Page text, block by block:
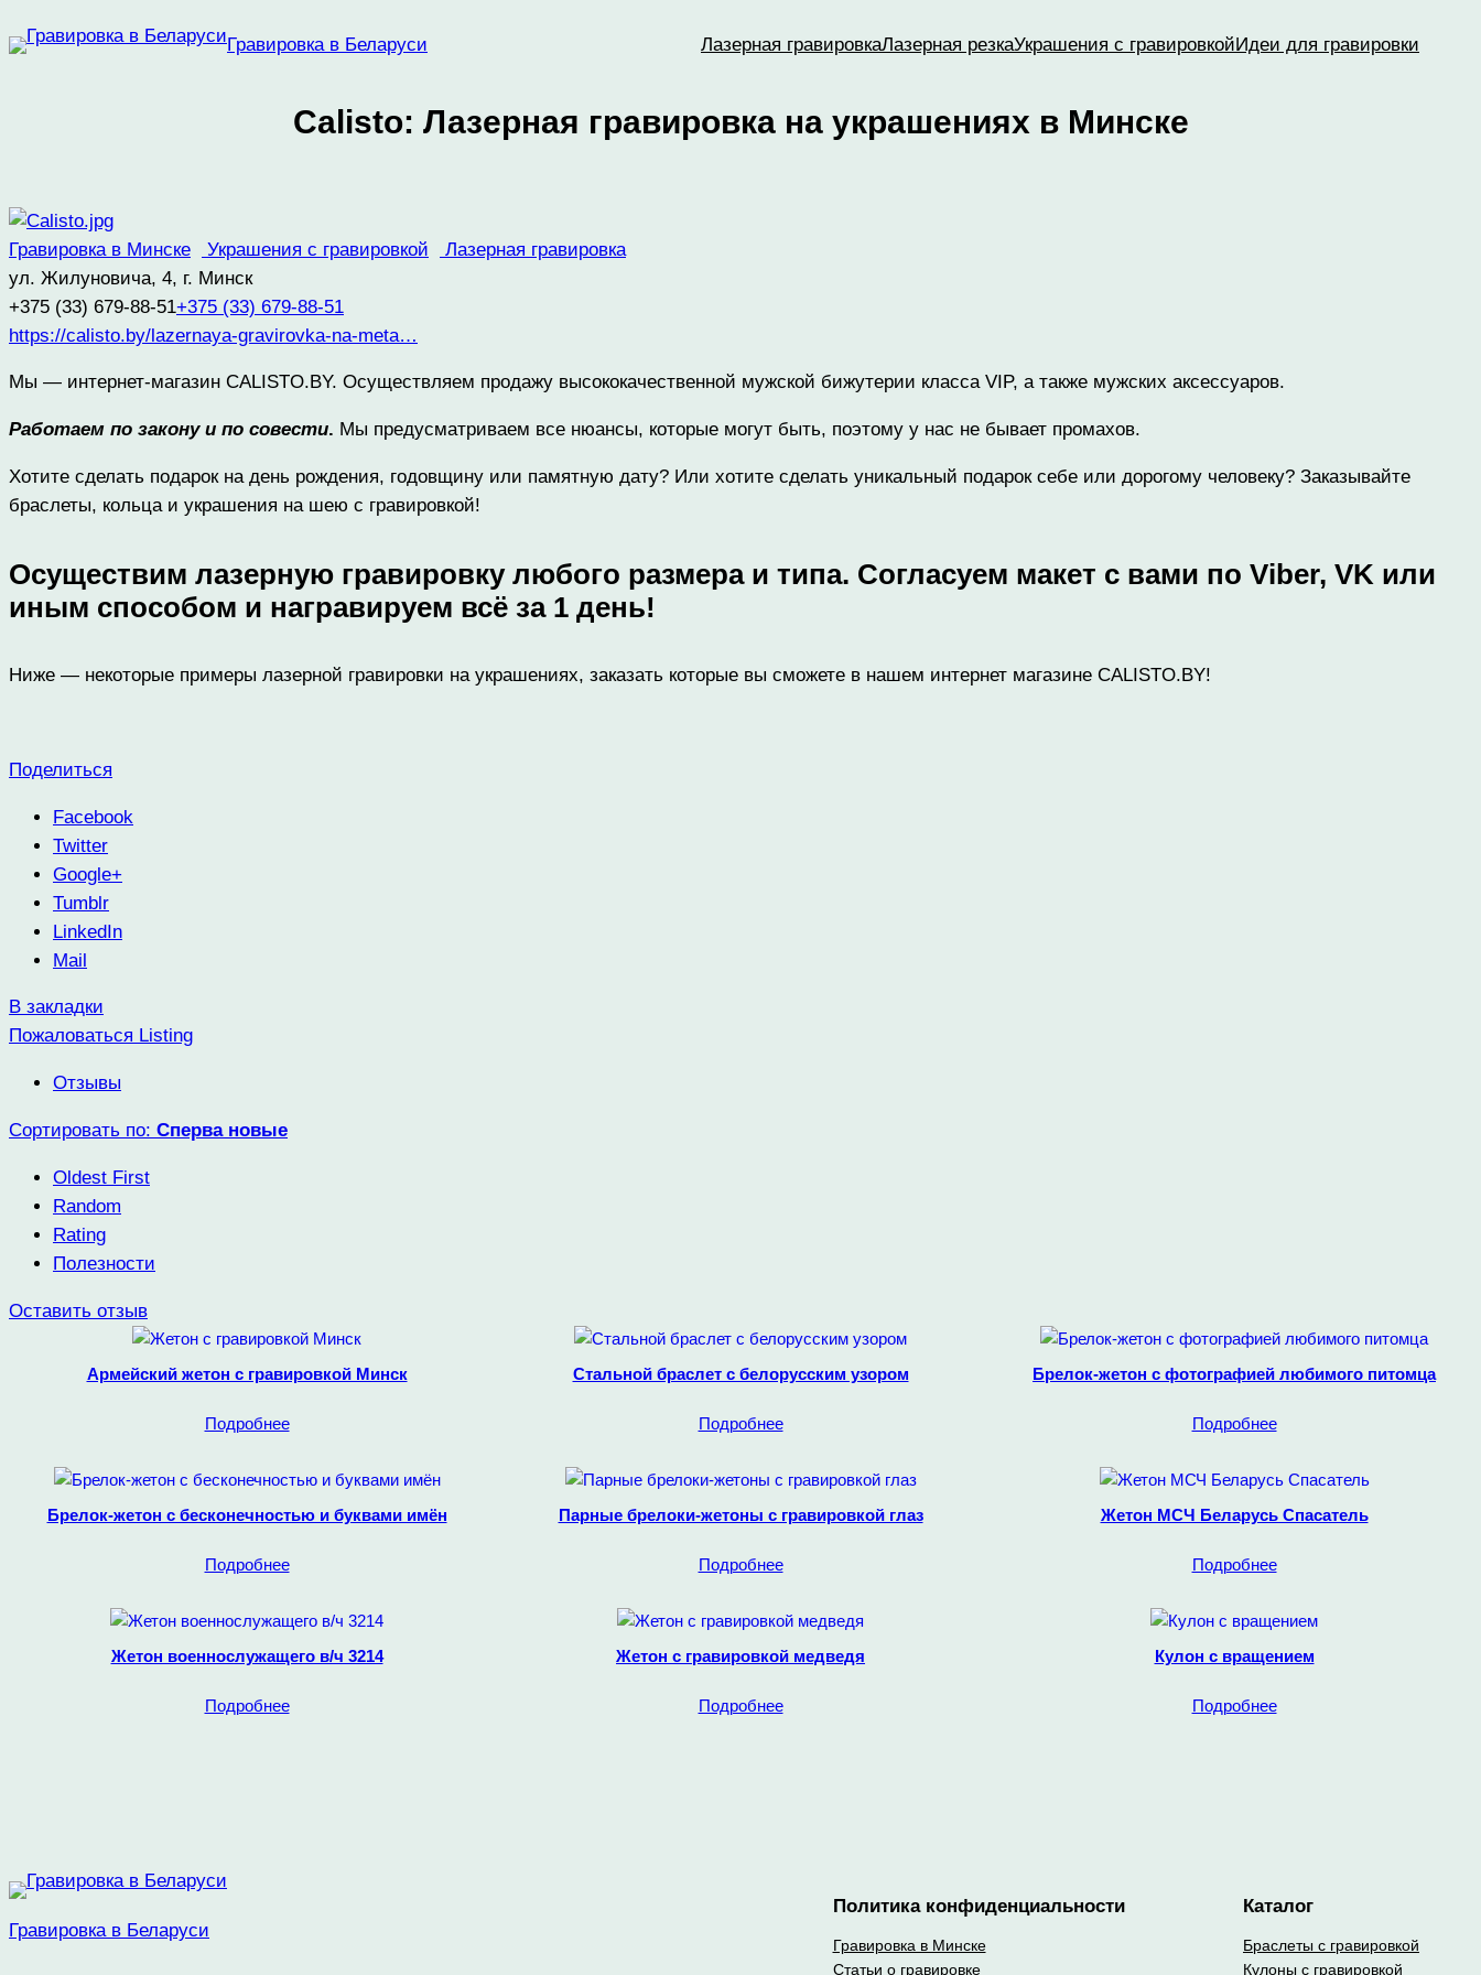
к
Гравировка в Беларуси Лазерная гравировкаЛазерная резкаУкрашения с гравировкойИдеи для гравировки
Calisto: Лазерная гравировка на украшениях в Минске
Гравировка в Минске Украшения с гравировкой
Лазерная гравировка
ул. Жилуновича, 4, г. Минск
+375 (33) 679-88-51+375 (33) 679-88-51
https://calisto.by/lazernaya-gravirovka-na-meta…
Мы — интернет-магазин CALISTO.BY. Осуществляем продажу высококачественной мужской бижутерии класса VIP, а также мужских аксессуаров.
Работаем по закону и по совести. Мы предусматриваем все нюансы, которые могут быть, поэтому у нас не бывает промахов.
Хотите сделать подарок на день рождения, годовщину или памятную дату? Или хотите сделать уникальный подарок себе или дорогому человеку? Заказывайте
браслеты, кольца и украшения на шею с гравировкой!
Осуществим лазерную гравировку любого размера и типа. Согласуем макет с вами по Viber, VK или
иным способом и награвируем всё за 1 день!
Ниже — некоторые примеры лазерной гравировки на украшениях, заказать которые вы сможете в нашем интернет магазине CALISTO.BY!
Поделиться
Facebook
Twitter
Google+
Tumblr
LinkedIn
Mail
В закладки
Пожаловаться Listing
Отзывы
Сортировать по: Сперва новые
Oldest First
Random
Rating
Полезности
Оставить отзыв
Армейский жетон с гравировкой Минск
Подробнее
Стальной браслет с белорусским узором
Подробнее
Брелок-жетон с фотографией любимого питомца
Подробнее
Брелок-жетон с бесконечностью и буквами имён
Подробнее
Парные брелоки-жетоны с гравировкой глаз
Подробнее
Жетон МСЧ Беларусь Спасатель
Подробнее
Жетон военнослужащего в/ч 3214
Подробнее
Жетон с гравировкой медведя
Подробнее
Кулон с вращением
Подробнее
Гравировка в Беларуси
Политика конфиденциальности
Гравировка в Минске
Статьи о гравировке
Каталог
Браслеты с гравировкой
Кулоны с гравировкой